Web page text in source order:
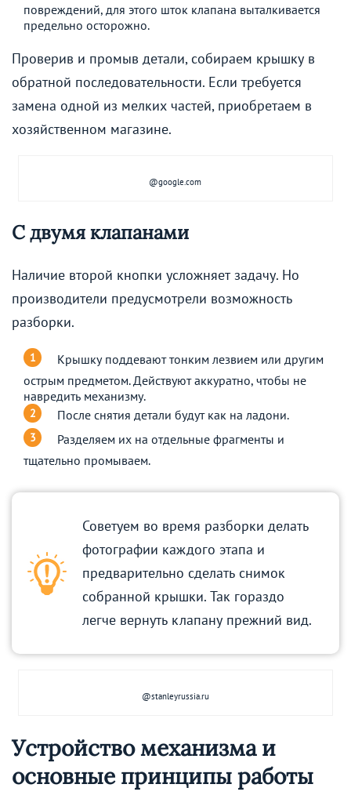
повреждений, для этого шток клапана выталкивается
предельно осторожно.
Проверив и промыв детали, собираем крышку в
обратной последовательности. Если требуется
замена одной из мелких частей, приобретаем в
хозяйственном магазине.
@google.com
С двумя клапанами
Наличие второй кнопки усложняет задачу. Но
производители предусмотрели возможность
разборки.
Крышку поддевают тонким лезвием или другим
острым предметом. Действуют аккуратно, чтобы не
навредить механизму.
После снятия детали будут как на ладони.
Разделяем их на отдельные фрагменты и
тщательно промываем.
Советуем во время разборки делать
фотографии каждого этапа и
предварительно сделать снимок
собранной крышки. Так гораздо
легче вернуть клапану прежний вид.
@stanleyrussia.ru
Устройство механизма и
основные принципы работы